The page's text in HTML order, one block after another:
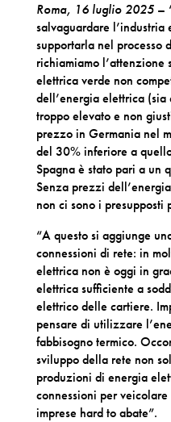
Roma, 16 luglio 2025–
salvaguardare
supportarla nel processo
richiamiamo l’attenzione
elettrica verde non
dell’energia elettrica (sia
troppo elevato e non
prezzo in Germania nel
del 30% inferiore a
Spagna è stato pari a un
Senza prezzi
non ci sono i
“A questo si aggiunge
connessioni di rete: in
elettrica non è oggi in
elettrica sufficiente a
elettrico delle cartiere.
pensare di utilizzare
fabbisogno termico.
sviluppo della rete non
produzioni di energia
connessioni per
imprese hard to abate”.